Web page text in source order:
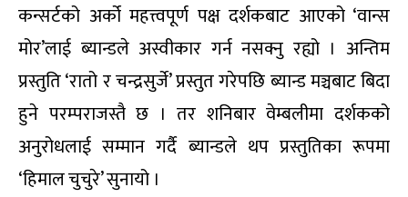
कन्सर्टको अर्को महत्त्वपूर्ण पक्ष दर्शकबाट आएको ‘वान्स
मोर’लाई ब्यान्डले अस्वीकार गर्न नसक्नु रह्यो । अन्तिम
प्रस्तुति ‘रातो र चन्द्रसुर्जे’ प्रस्तुत गरेपछि ब्यान्ड मञ्चबाट बिदा
हुने परम्पराजस्तै छ । तर शनिबार वेम्बलीमा दर्शकको
अनुरोधलाई सम्मान गर्दै ब्यान्डले थप प्रस्तुतिका रूपमा
‘हिमाल चुचुरे’ सुनायो ।